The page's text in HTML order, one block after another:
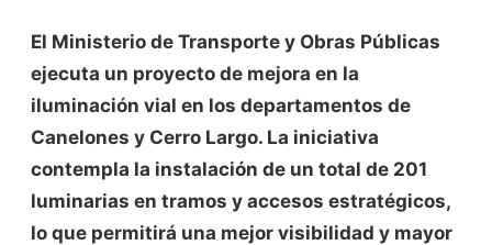
El Ministerio de Transporte y Obras Públicas
ejecuta un proyecto de mejora en la
iluminación vial en los departamentos de
Canelones y Cerro Largo. La iniciativa
contempla la instalación de un total de 201
luminarias en tramos y accesos estratégicos,
lo que permitirá una mejor visibilidad y mayor